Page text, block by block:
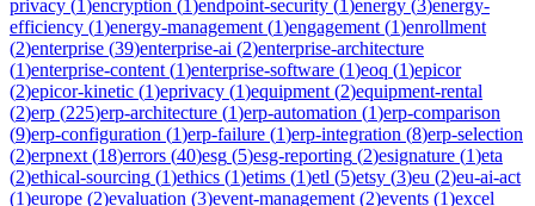
privacy (1)encryption (1)endpoint-security (1)energy (3)energy-
efficiency (1)energy-management (1)engagement (1)enrollment
(2)enterprise (39)enterprise-ai (2)enterprise-architecture
(1)enterprise-content (1)enterprise-software (1)eoq (1)epicor
(2)epicor-kinetic (1)eprivacy (1)equipment (2)equipment-rental
(2)erp (225)erp-architecture (1)erp-automation (1)erp-comparison
(9)erp-configuration (1)erp-failure (1)erp-integration (8)erp-selection
(2)erpnext (18)errors (40)esg (5)esg-reporting (2)esignature (1)eta
(2)ethical-sourcing (1)ethics (1)etims (1)etl (5)etsy (3)eu (2)eu-ai-act
(1)europe (2)evaluation (3)event-management (2)events (1)excel